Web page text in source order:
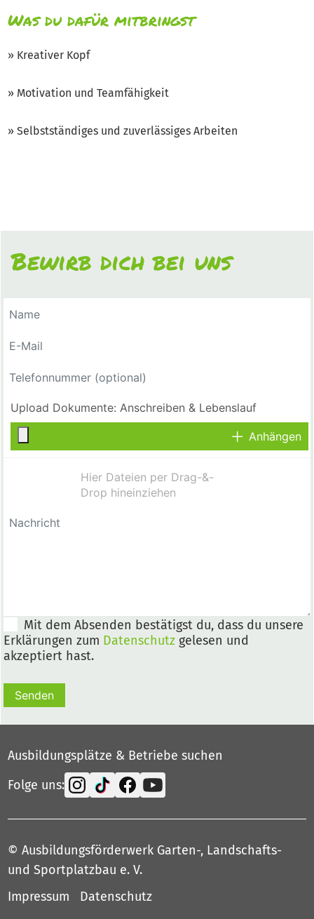
Was du dafür mitbringst
» Kreativer Kopf
» Motivation und Teamfähigkeit
» Selbstständiges und zuverlässiges Arbeiten
Bewirb dich bei uns
Anhängen
Mit dem Absenden bestätigst du, dass du unsere
Erklärungen zum Datenschutz gelesen und
akzeptiert hast.
Senden
Ausbildungsplätze & Betriebe suchen
Folge uns:
© Ausbildungsförderwerk Garten-, Landschafts-
und Sportplatzbau e. V.
Impressum
Datenschutz